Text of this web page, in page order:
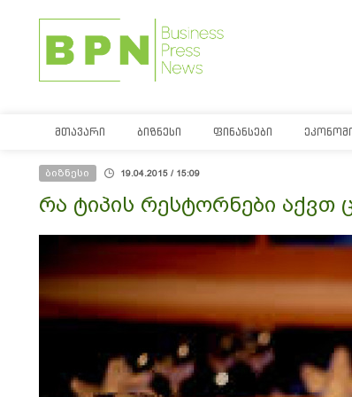
ᲛᲗᲐᲕᲐᲠᲘ ᲑᲘᲖᲜᲔᲡᲘ ᲤᲘᲜᲐᲜᲡᲔᲑᲘ
ბიზნესი 19.04.2015 / 15:09
რა ტიპის რესტორნები აქვთ